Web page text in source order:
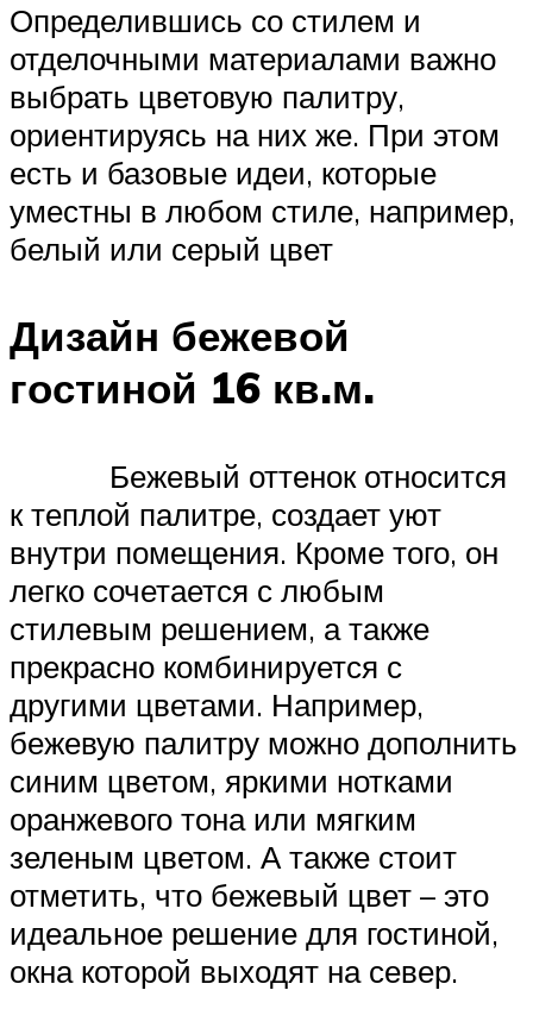
Определившись со стилем и
отделочными материалами важно
выбрать цветовую палитру,
ориентируясь на них же. При этом
есть и базовые идеи, которые
уместны в любом стиле, например,
белый или серый цвет
Дизайн бежевой
гостиной 16 кв.м.
Бежевый оттенок относится
к теплой палитре, создает уют
внутри помещения. Кроме того, он
легко сочетается с любым
стилевым решением, а также
прекрасно комбинируется с
другими цветами. Например,
бежевую палитру можно дополнить
синим цветом, яркими нотками
оранжевого тона или мягким
зеленым цветом. А также стоит
отметить, что бежевый цвет – это
идеальное решение для гостиной,
окна которой выходят на север.